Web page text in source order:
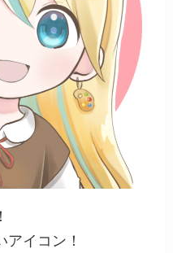
イコン！